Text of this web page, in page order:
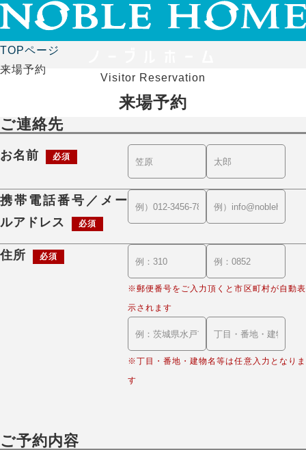
TOPページ
来場予約
Visitor Reservation
来場予約
ご連絡先
お名前 必須
携帯電話番号／メー
ルアドレス
必須
住所 必須
※郵便番号をご入力頂くと市区町村が自動表
示されます
※丁目・番地・建物名等は任意入力となりま
す
ご予約内容